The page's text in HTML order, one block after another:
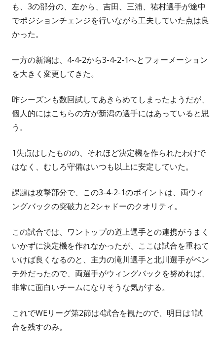
も、3の部分の、左から、吉田、三浦、祐村選手が途中
でポジションチェンジを行いながら工夫していた点は良
かった。
一方の新潟は、4-4-2から3-4-2-1へとフォーメーション
を大きく変更してきた。
昨シーズンも数回試してあきらめてしまったようだが、
個人的にはこちらの方が新潟の選手にはあっていると思
う。
1失点はしたものの、それほど決定機を作られたわけで
はなく、むしろ守備はいつも以上に安定していた。
課題は攻撃部分で、この3-4-2-1のポイントは、両ウィ
ングバックの突破力と2シャドーのクオリティ。
この試合では、ワントップの道上選手との連携がうまく
いかずに決定機を作れなかったが、ここは試合を重ねて
いけば良くなるのと、主力の滝川選手と北川選手がベン
チ外だったので、両選手がウィングバックを努めれば、
非常に面白いチームになりそうな気がする。
これでWEリーグ第2節は4試合を観たので、明日は1試
合を残すのみ。